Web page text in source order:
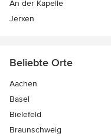
An der Kapelle
Jerxen
Beliebte Orte
Aachen
Basel
Bielefeld
Braunschweig